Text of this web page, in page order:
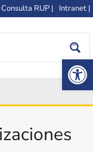
Consulta RUP | Intranet |